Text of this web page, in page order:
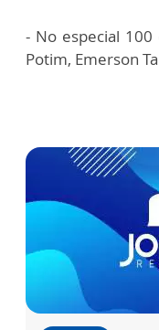
- No especial
Potim, Emerson